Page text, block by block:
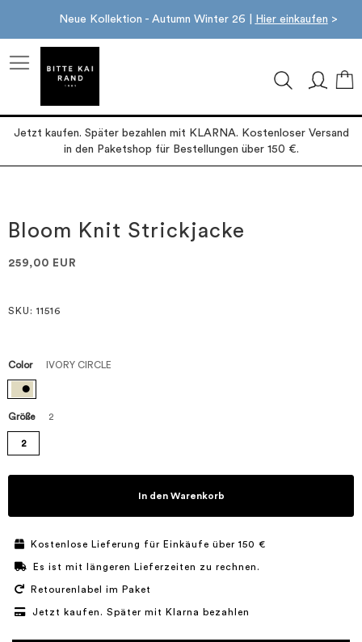
Neue Kollektion - Autumn Winter 26 | Hier einkaufen >
Jetzt kaufen. Später bezahlen mit KLARNA. Kostenloser Versand
in den Paketshop für Bestellungen über 150 €.
der
Bildgalerie
der
Bildgalerie
Bloom Knit Strickjacke
259,00 EUR
SKU : 11516
Color IVORY CIRCLE
Größe 2
2
In den Warenkorb
Kostenlose Lieferung für Einkäufe über 150 €
Es ist mit längeren Lieferzeiten zu rechnen.
Retourenlabel im Paket
Jetzt kaufen. Später mit Klarna bezahlen